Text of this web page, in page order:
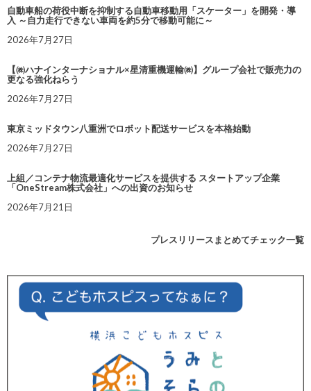
自動車船の荷役中断を抑制する自動車移動用「スケーター」を開発・導
入 ～自力走行できない車両を約5分で移動可能に～
2026年7月27日
【㈱ハナインターナショナル×星清重機運輸㈱】グループ会社で販売力の
更なる強化ねらう
2026年7月27日
東京ミッドタウン八重洲でロボット配送サービスを本格始動
2026年7月27日
上組／コンテナ物流最適化サービスを提供する スタートアップ企業
「OneStream株式会社」への出資のお知らせ
2026年7月21日
プレスリリースまとめてチェック一覧